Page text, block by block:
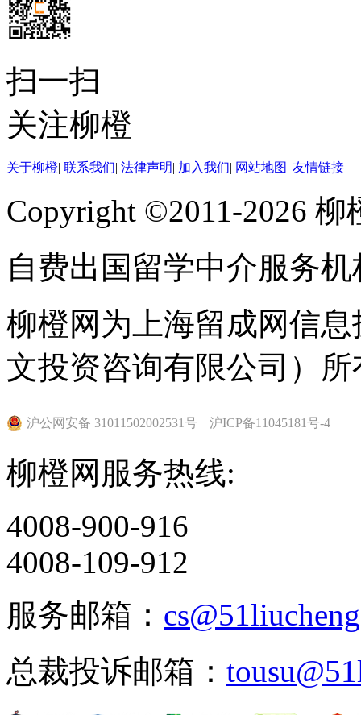
扫一扫
关注柳橙
关于柳橙| 联系我们| 法律声明| 加入我们| 网站地图| 友情链接
Copyright ©2011-2026
自费出国留学中介服务
柳橙网为上海留成网信
文投资咨询有限公司）所
沪公网安备 31011502002531号 沪ICP备11045181号-4
柳橙网服务热线:
4008-900-916
4008-109-912
服务邮箱：
总裁投诉邮箱：